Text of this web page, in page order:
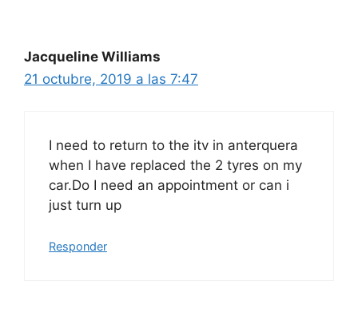
Jacqueline Williams
21 octubre, 2019 a las 7:47
I need to return to the itv in anterquera
when I have replaced the 2 tyres on my
car.Do I need an appointment or can i
just turn up
Responder